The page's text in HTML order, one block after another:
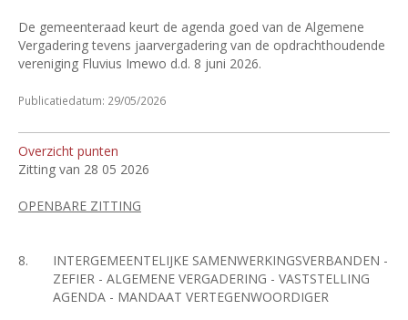
De gemeenteraad keurt de agenda goed van de Algemene
Vergadering tevens jaarvergadering van de opdrachthoudende
vereniging Fluvius Imewo d.d. 8 juni 2026.
Publicatiedatum: 29/05/2026
Overzicht punten
Zitting van 28 05 2026
OPENBARE ZITTING
8.
INTERGEMEENTELIJKE SAMENWERKINGSVERBANDEN -
ZEFIER - ALGEMENE VERGADERING - VASTSTELLING
AGENDA - MANDAAT VERTEGENWOORDIGER